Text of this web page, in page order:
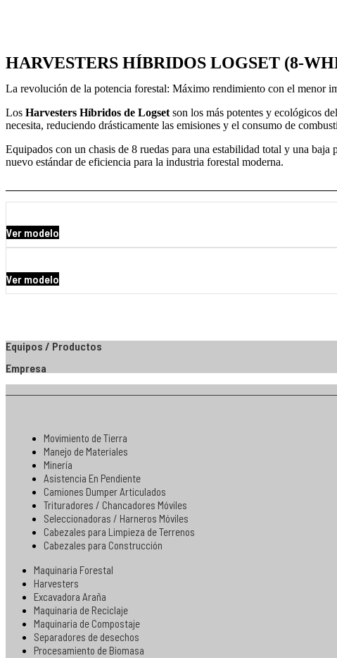
HARVESTERS HÍBRIDOS LOGSET (8-
La revolución de la potencia forestal: Máximo rendimiento con el menor
Los Harvesters Híbridos de Logset son los más potentes y ecológicos
necesita, reduciendo drásticamente las emisiones y el consumo de
Equipados con un chasis de 8 ruedas para una estabilidad total y una
nuevo estándar de eficiencia para la industria forestal moderna.
Ver modelo
Ver modelo
Equipos / Productos
Empresa
Movimiento de Tierra
Manejo de Materiales
Minería
Asistencia En Pendiente
Camiones Dumper Articulados
Trituradores / Chancadores Móviles
Seleccionadoras / Harneros Móviles
Cabezales para Limpieza de Terrenos
Cabezales para Construcción
Maquinaria Forestal
Harvesters
Excavadora Araña
Maquinaria de Reciclaje
Maquinaria de Compostaje
Separadores de desechos
Procesamiento de Biomasa